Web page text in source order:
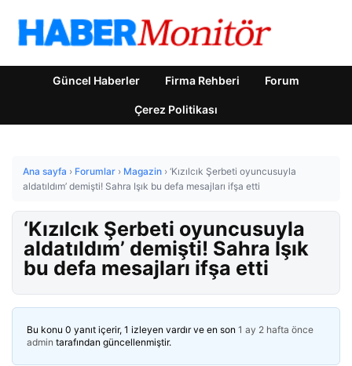
Güncel Haberler Firma Rehberi Forum
Çerez Politikası
Ana sayfa › Forumlar › Magazin › ‘Kızılcık Şerbeti oyuncusuyla
aldatıldım’ demişti! Sahra Işık bu defa mesajları ifşa etti
‘Kızılcık Şerbeti oyuncusuyla
aldatıldım’ demişti! Sahra Işık
bu defa mesajları ifşa etti
Bu konu 0 yanıt içerir, 1 izleyen vardır ve en son 1 ay 2 hafta önce
admin tarafından güncellenmiştir.